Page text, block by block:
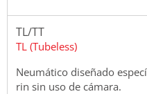
TL/TT
TL (Tubeless)
Neumático diseñado
rin sin uso de cámara.